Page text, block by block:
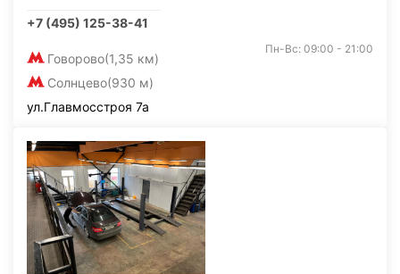
+7 (495) 125-38-41
Говорово(1,35 км)
Солнцево(930 м)
Пн-Вс: 09:00 - 21:00
ул.Главмосстроя 7а